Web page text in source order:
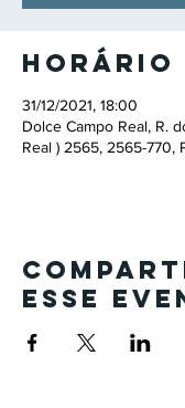
Horário
31/12/2021, 18:00
Dolce Campo Real, R.
Real ) 2565, 2565-770,
esse